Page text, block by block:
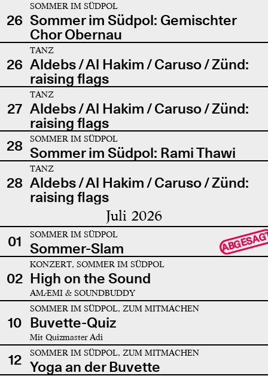
26
SOMMER IM SÜDPOL
Sommer im Südpol: Gemischter
Chor Obernau
26
TANZ
Aldebs / Al Hakim / Caruso / Zünd:
raising flags
27
TANZ
Aldebs / Al Hakim / Caruso / Zünd:
raising flags
28
SOMMER IM SÜDPOL
Sommer im Südpol: Rami Thawi
28
TANZ
Aldebs / Al Hakim / Caruso / Zünd:
raising flags
Juli 2026
01 SOMMER IM SÜDPOL
Sommer-Slam
02
KONZERT, SOMMER IM SÜDPOL
High on the Sound
AMÆMI & SOUNDBUDDY
10
SOMMER IM SÜDPOL, ZUM MITMACHEN
Buvette-Quiz
Mit Quizmaster Adi
12 SOMMER IM SÜDPOL, ZUM MITMACHEN
Yoga an der Buvette